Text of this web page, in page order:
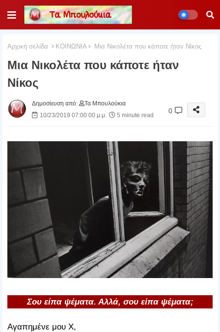
Αρχική σελίδα ΚΟΙΝΩΝΙΑ Μια Νικολέτα που κάποτε ήταν Νίκος
Μια Νικολέτα που κάποτε ήταν
Νίκος
Δημοσίευση από:
Τα Μπουλούκια
10/23/2019 07:00:00 μ.μ.
5 minute read
0
Σου είπα ψέματα. Αλλά, σου είπα ψέματα;
Αγαπημένε μου Χ,